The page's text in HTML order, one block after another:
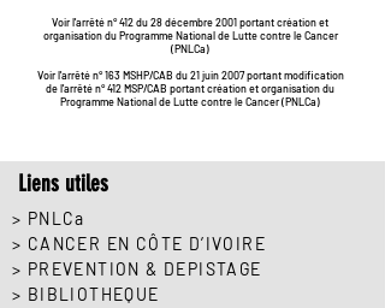
Voir l'arrêté n° 412 du 28 décembre 2001 portant création et
organisation du Programme National de Lutte contre le Cancer
(PNLCa)
Voir l'arrêté n° 163 MSHP/CAB du 21 juin 2007 portant modification
de l'arrêté n° 412 MSP/CAB portant création et organisation du
Programme National de Lutte contre le Cancer (PNLCa)
> PNLCa
> CANCER EN CÔTE D’IVOIRE
> PREVENTION & DEPISTAGE
> BIBLIOTHEQUE
Liens utiles